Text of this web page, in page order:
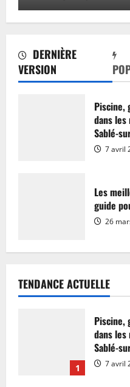
DERNIÈRE
VERSION
Piscine,
dans les
Sablé-
7 avril
Les
guide
26
TENDANCE ACTUELLE
1
Piscine,
dans les
Sablé-
7 avril